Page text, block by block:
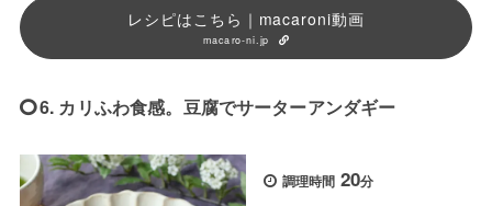
レシピはこちら｜macaroni動画
macaro-ni.jp
6. カリふわ食感。豆腐でサーターアンダギー
調理時間 20分